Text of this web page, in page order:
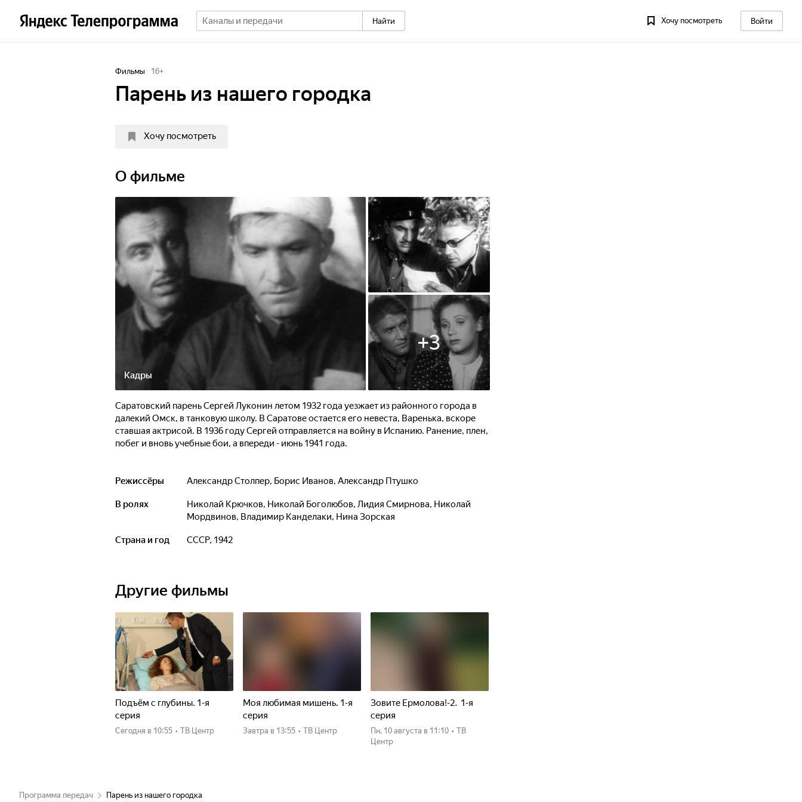
Найти Хочу посмотреть Войти
Фильмы 16+
Парень из нашего городка
Хочу посмотреть
О фильме
Кадры
+3
Саратовский парень Сергей Луконин летом 1932 года уезжает из районного города в
далекий Омск, в танковую школу. В Саратове остается его невеста, Варенька, вскоре
ставшая актрисой. В 1936 году Сергей отправляется на войну в Испанию. Ранение, плен,
побег и вновь учебные бои, а впереди - июнь 1941 года.
Режиссёры Александр Столпер, Борис Иванов, Александр Птушко
В ролях Николай Крючков, Николай Боголюбов, Лидия Смирнова, Николай
Мордвинов, Владимир Канделаки, Нина Зорская
Страна и год СССР, 1942
Другие фильмы
Подъём с глубины. 1-я
серия
Сегодня в 10:55 • ТВ Центр
Моя любимая мишень. 1-я
серия
Завтра в 13:55 • ТВ Центр
Зовите Ермолова!-2. 1-я
серия
пн, 10 августа в 11:10 • ТВ
Центр
Программа передач Парень из нашего городка